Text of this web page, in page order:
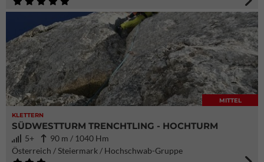
KLETTERN
MITTEL
SÜDWESTTURM TRENCHTLING - HOCHTURM
5+
90 m / 1040 Hm
Österreich / Steiermark / Hochschwab-Gruppe